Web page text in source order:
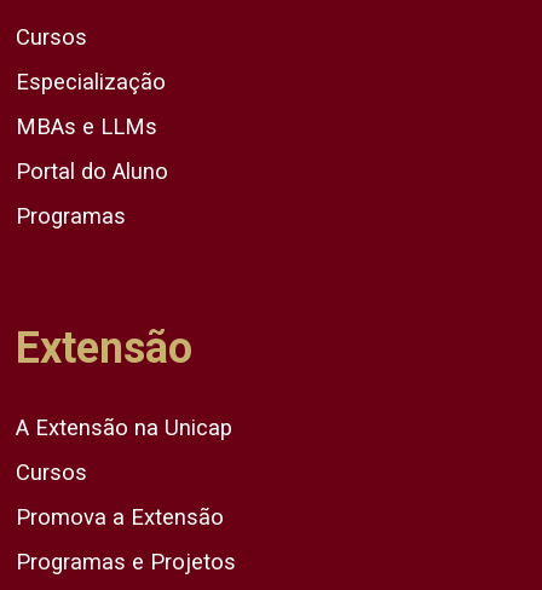
Cursos
Especialização
MBAs e LLMs
Portal do Aluno
Programas
Extensão
A Extensão na Unicap
Cursos
Promova a Extensão
Programas e Projetos